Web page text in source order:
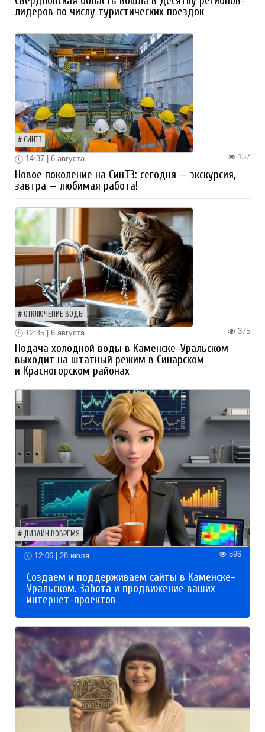
лидеров по числу туристических поездок
СИНТЗ
157
14:37 | 6 августа
Новое поколение на СинТЗ: сегодня — экскурсия,
завтра — любимая работа!
ОТКЛЮЧЕНИЕ ВОДЫ
375
12:35 | 6 августа
Подача холодной воды в Каменске-Уральском
выходит на штатный режим в Синарском
и Красногорском районах
ДИЗАЙН ВОВРЕМЯ
12:06 | 28 июля 596
Создаем и поддерживаем сайты в Каменске-
Уральском. Забота и продвижение ваших
интернет-проектов